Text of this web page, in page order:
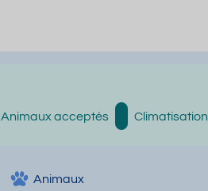
Animaux acceptés Climatisation
Animaux